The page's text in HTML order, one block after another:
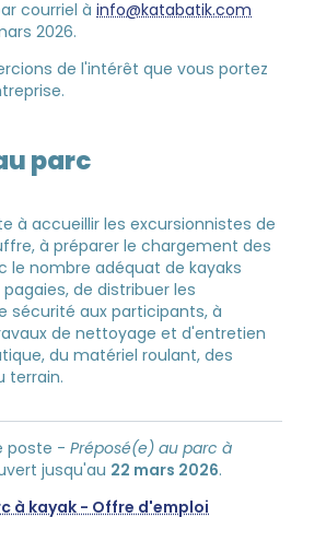
courriel àinfo@katabatik.com
2026.
de l'intérêt que vous portez
parc
à accueillir les excursionnistes de
à préparer le chargement des
le nombre adéquat de kayaks
de distribuer les
sécurité aux participants, à
de nettoyage et d'entretien
du matériel roulant, des
terrain.
poste -Préposé(e) au parc à
jusqu'au 22 mars 2026.
à kayak - Offre d'emploi